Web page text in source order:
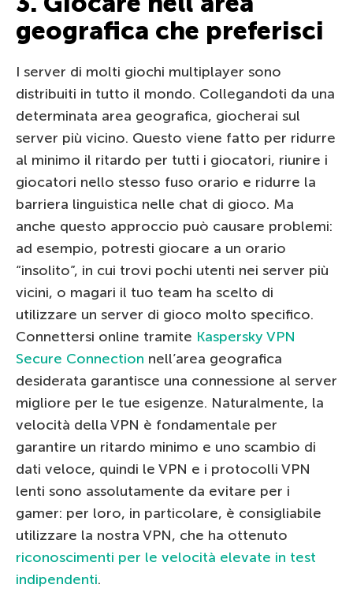
geografica che preferisci
I server di molti giochi multiplayer sono
distribuiti in tutto il mondo. Collegandoti da una
determinata area geografica, giocherai sul
server più vicino. Questo viene fatto per ridurre
al minimo il ritardo per tutti i giocatori, riunire i
giocatori nello stesso fuso orario e ridurre la
barriera linguistica nelle chat di gioco. Ma
anche questo approccio può causare problemi:
ad esempio, potresti giocare a un orario
“insolito”, in cui trovi pochi utenti nei server più
vicini, o magari il tuo team ha scelto di
utilizzare un server di gioco molto specifico.
Connettersi online tramite Kaspersky VPN
Secure Connection nell’area geografica
desiderata garantisce una connessione al server
migliore per le tue esigenze. Naturalmente, la
velocità della VPN è fondamentale per
garantire un ritardo minimo e uno scambio di
dati veloce, quindi le VPN e i protocolli VPN
lenti sono assolutamente da evitare per i
gamer: per loro, in particolare, è consigliabile
utilizzare la nostra VPN, che ha ottenuto
riconoscimenti per le velocità elevate in test
indipendenti.